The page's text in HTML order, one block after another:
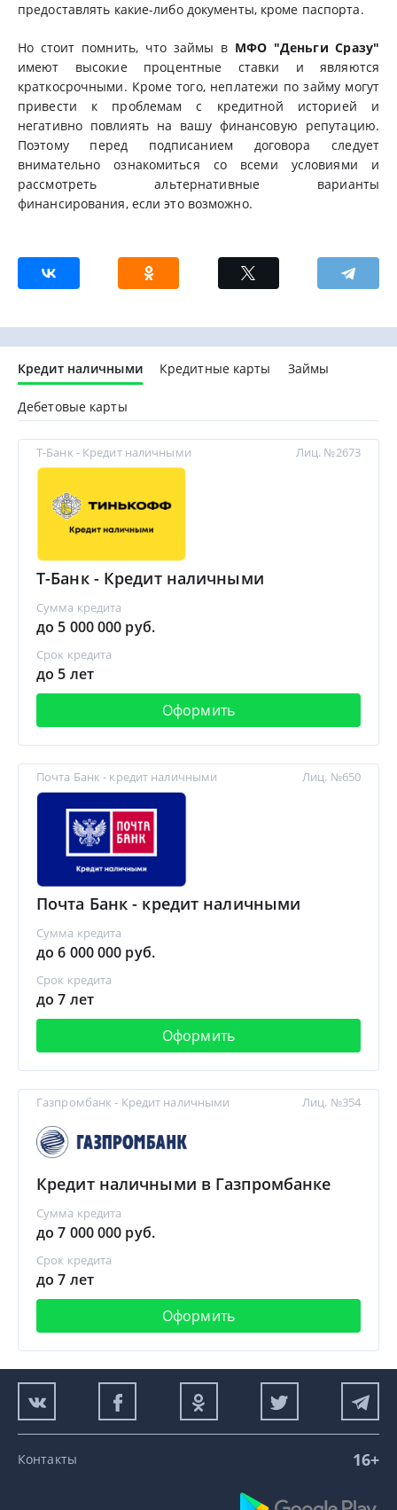
предоставлять какие-либо документы, кроме паспорта.
Но стоит помнить, что займы в МФО "Деньги Сразу"
имеют высокие процентные ставки и являются
краткосрочными. Кроме того, неплатежи по займу могут
привести к проблемам с кредитной историей и
негативно повлиять на вашу финансовую репутацию.
Поэтому перед подписанием договора следует
внимательно ознакомиться со всеми условиями и
рассмотреть альтернативные варианты
финансирования, если это возможно.
Кредит наличными Кредитные карты Займы
Дебетовые карты
Т-Банк - Кредит наличными
Т-Банк - Кредит наличными
Сумма кредита
до 5 000 000 руб.
Срок кредита
до 5 лет
Оформить
Лиц. №2673
Почта Банк - кредит наличными
Почта Банк - кредит наличными
Сумма кредита
до 6 000 000 руб.
Срок кредита
до 7 лет
Оформить
Лиц. №650
Газпромбанк - Кредит наличными
Кредит наличными в Газпромбанке
Сумма кредита
до 7 000 000 руб.
Срок кредита
до 7 лет
Оформить
Лиц. №354
Контакты 16+